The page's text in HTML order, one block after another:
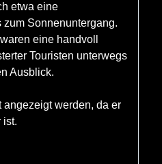
etwa eine
Sonnenuntergang.
eine handvoll
Touristen unterwegs
Ausblick.
angezeigt werden, da er
ist.